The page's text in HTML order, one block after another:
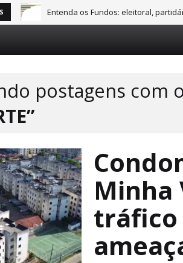
Entenda os Fundos: eleitoral,
postagens com
Minha
tráfico